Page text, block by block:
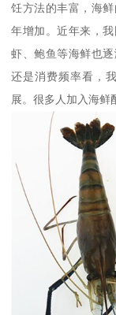
饪方法的丰富，海
年增加。近年来，
虾、鲍鱼等海鲜也
还是消费频率看，
展。很多人加入海鲜